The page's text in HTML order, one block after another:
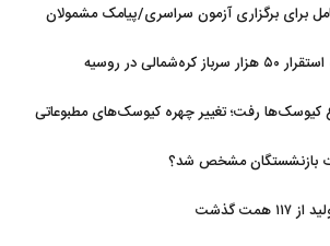
برای برگزاری آزمون سراسری/پیامک مشمولان
در روسیه
کیوسک‌ها رفت؛ تغییر چهره کیوسک‌های مطبوعاتی
بازنشستگان مشخص شد؟
گذشت